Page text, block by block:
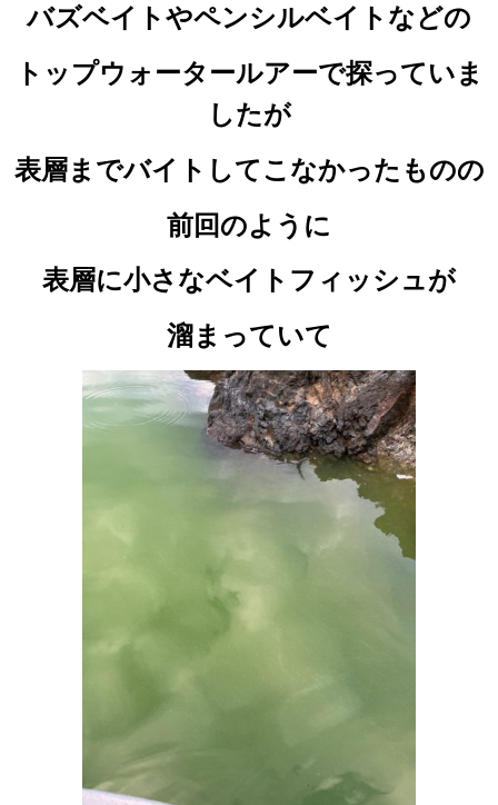
バズベイトやペンシルベイトなどの
トップウォータールアーで探っていま
したが
表層までバイトしてこなかったものの
前回のように
表層に小さなベイトフィッシュが
溜まっていて